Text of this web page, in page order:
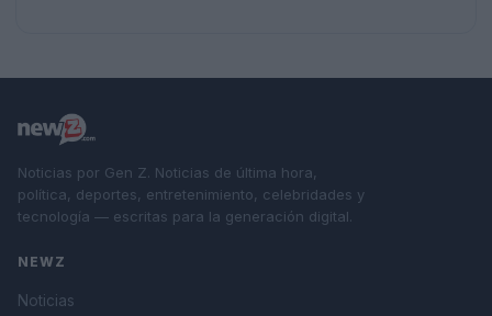
Noticias por Gen Z. Noticias de última hora,
política, deportes, entretenimiento, celebridades y
tecnología — escritas para la generación digital.
NEWZ
Noticias